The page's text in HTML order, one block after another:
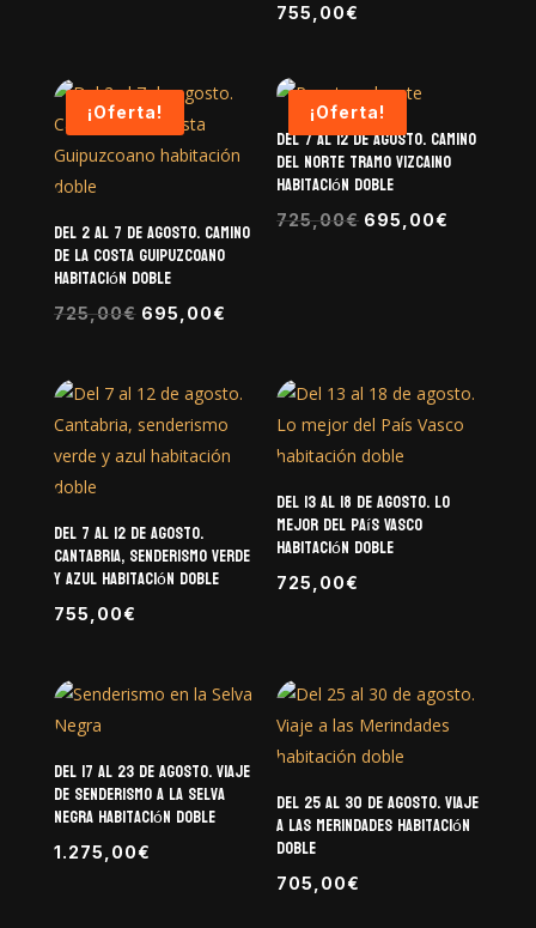
755,00€
¡Oferta!
Del 2 al 7 de agosto. Camino
de la Costa Guipuzcoano
habitación doble
725,00€ El
era:
725,00€.
695,00€
es:
695,00€.
¡Oferta!
Del 7 al 12 de agosto. Camino
del Norte Tramo Vizcaino
habitación doble
725,00€ El
695,00€
Del 7 al 12 de agosto.
Cantabria, senderismo verde
y azul habitación doble
755,00€
Del 13 al 18 de agosto. Lo
mejor del País Vasco
habitación doble
725,00€
Del 17 al 23 de agosto. Viaje
de senderismo a la Selva
Negra habitación doble
1.275,00€
Del 25 al 30 de agosto. Viaje
a las Merindades habitación
doble
705,00€